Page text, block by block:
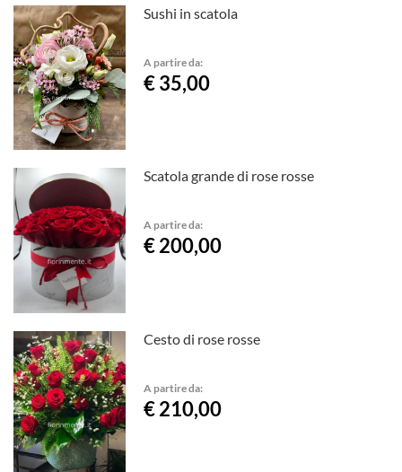
Sushi in scatola
A partire da:
€ 35,00
Scatola grande di rose rosse
A partire da:
€ 200,00
Cesto di rose rosse
A partire da:
€ 210,00